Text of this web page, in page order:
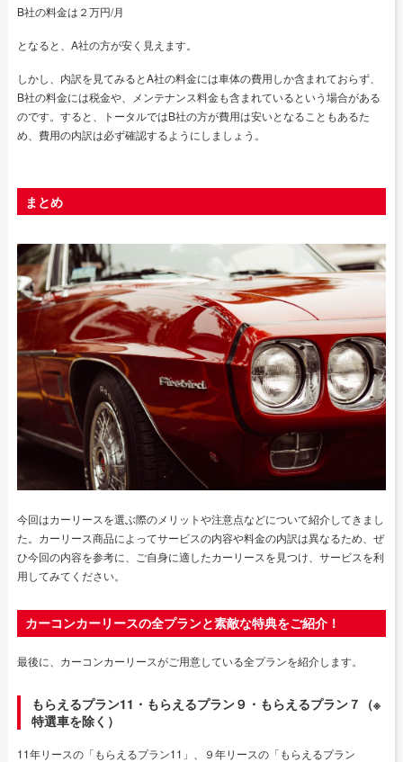
B社の料金は２万円/月
となると、A社の方が安く見えます。
しかし、内訳を見てみるとA社の料金には車体の費用しか含まれておらず、
B社の料金には税金や、メンテナンス料金も含まれているという場合がある
のです。すると、トータルではB社の方が費用は安いとなることもあるた
め、費用の内訳は必ず確認するようにしましょう。
まとめ
今回はカーリースを選ぶ際のメリットや注意点などについて紹介してきまし
た。カーリース商品によってサービスの内容や料金の内訳は異なるため、ぜ
ひ今回の内容を参考に、ご自身に適したカーリースを見つけ、サービスを利
用してみてください。
カーコンカーリースの全プランと素敵な特典をご紹介！
最後に、カーコンカーリースがご用意している全プランを紹介します。
もらえるプラン11・もらえるプラン９・もらえるプラン７（※
特選車を除く）
11年リースの「もらえるプラン11」、９年リースの「もらえるプラン